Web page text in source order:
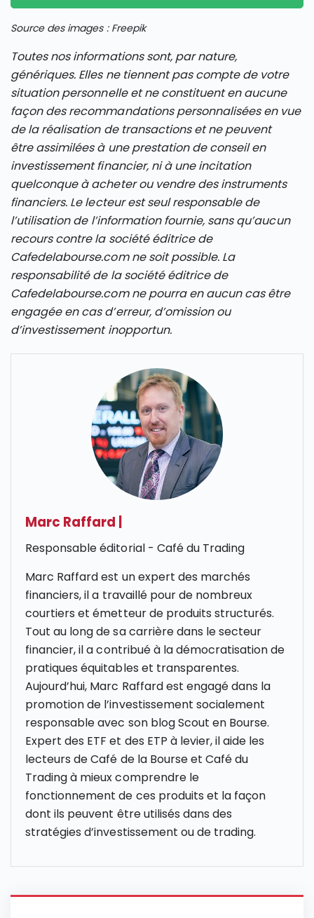
Source des images : Freepik
Toutes nos informations sont, par nature,
génériques. Elles ne tiennent pas compte de votre
situation personnelle et ne constituent en aucune
façon des recommandations personnalisées en vue
de la réalisation de transactions et ne peuvent
être assimilées à une prestation de conseil en
investissement financier, ni à une incitation
quelconque à acheter ou vendre des instruments
financiers. Le lecteur est seul responsable de
l’utilisation de l’information fournie, sans qu’aucun
recours contre la société éditrice de
Cafedelabourse.com ne soit possible. La
responsabilité de la société éditrice de
Cafedelabourse.com ne pourra en aucun cas être
engagée en cas d’erreur, d’omission ou
d’investissement inopportun.
Marc Raffard
Responsable éditorial - Café du Trading
Marc Raffard est un expert des marchés
financiers, il a travaillé pour de nombreux
courtiers et émetteur de produits structurés.
Tout au long de sa carrière dans le secteur
financier, il a contribué à la démocratisation de
pratiques équitables et transparentes.
Aujourd’hui, Marc Raffard est engagé dans la
promotion de l’investissement socialement
responsable avec son blog Scout en Bourse.
Expert des ETF et des ETP à levier, il aide les
lecteurs de Café de la Bourse et Café du
Trading à mieux comprendre le
fonctionnement de ces produits et la façon
dont ils peuvent être utilisés dans des
stratégies d’investissement ou de trading.